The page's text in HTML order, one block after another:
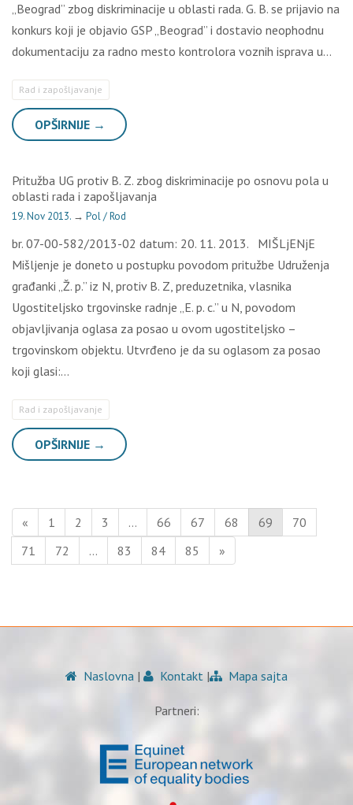
„Beograd” zbog diskriminacije u oblasti rada. G. B. se prijavio na
konkurs koji je objavio GSP „Beograd” i dostavio neophodnu
dokumentaciju za radno mesto kontrolora voznih isprava u…
Rad i zapošljavanje
OPŠIRNIJE →
Pritužba UG protiv B. Z. zbog diskriminacije po osnovu pola u
oblasti rada i zapošljavanja
19. Nov 2013. → Pol / Rod
br. 07-00-582/2013-02 datum: 20. 11. 2013. MIŠLjENjE
Mišljenje je doneto u postupku povodom pritužbe Udruženja
građanki „Ž. p.” iz N, protiv B. Z, preduzetnika, vlasnika
Ugostiteljsko trgovinske radnje „E. p. c.” u N, povodom
objavljivanja oglasa za posao u ovom ugostiteljsko –
trgovinskom objektu. Utvrđeno je da su oglasom za posao
koji glasi:…
Rad i zapošljavanje
OPŠIRNIJE →
« 1 2 3 … 66 67 68 69
70
71
72 … 83 84 85 »
Naslovna | Kontakt | Mapa sajta
Partneri: